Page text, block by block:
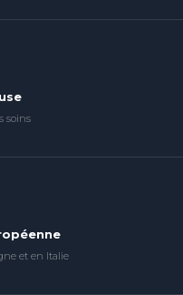
soins
et en Italie